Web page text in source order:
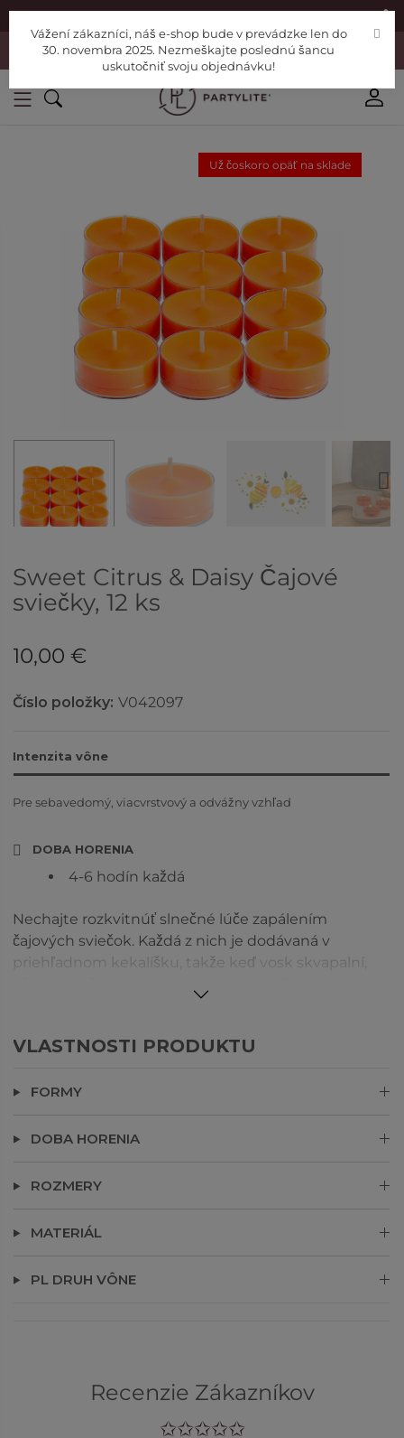
|
Vážení zákazníci, náš e-shop bude v prevádzke len do 30. novembra
2025. Nezmeškajte poslednú šancu uskutočniť svoju objednávku!
Už čoskoro opäť na sklade
Next
Sweet Citrus & Daisy Čajové
sviečky, 12 ks
10,00 €
Číslo položky: V042097
Intenzita vône
Pre sebavedomý, viacvrstvový a odvážny vzhľad
DOBA HORENIA
4-6 hodín každá
Nechajte rozkvitnúť slnečné lúče zapálením
čajových sviečok. Každá z nich je dodávaná v
priehľadnom kekalíšku, takže keď vosk skvapalní,
VLASTNOSTI PRODUKTU
FORMY
DOBA HORENIA
ROZMERY
MATERIÁL
PL DRUH VÔNE
Recenzie Zákazníkov
Vážení zákazníci, náš e-shop bude v prevádzke len do
30. novembra 2025. Nezmeškajte poslednú šancu
uskutočniť svoju objednávku!